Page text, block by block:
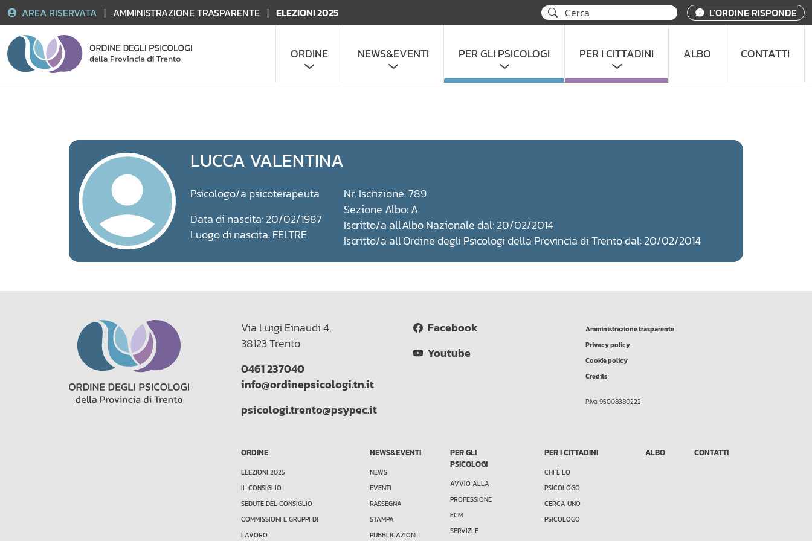
contenuto
AREA RISERVATA | AMMINISTRAZIONE TRASPARENTE | ELEZIONI 2025 L'ORDINE RISPONDE
ORDINE NEWS&EVENTI PER GLI PSICOLOGI PER I CITTADINI ALBO CONTATTI
LUCCA VALENTINA
Psicologo/a psicoterapeuta
Data di nascita: 20/02/1987
Luogo di nascita: FELTRE
Nr. Iscrizione: 789
Sezione Albo: A
Iscritto/a all'Albo Nazionale dal: 20/02/2014
Iscritto/a all'Ordine degli Psicologi della Provincia di Trento dal: 20/02/2014
Via Luigi Einaudi 4,
38123 Trento
0461 237040
info@ordinepsicologi.tn.it
psicologi.trento@psypec.it
Facebook
Youtube
Amministrazione trasparente
Privacy policy
Cookie policy
Credits
P.Iva 95008380222
ORDINE
ELEZIONI 2025
IL CONSIGLIO
SEDUTE DEL CONSIGLIO
COMMISSIONI E GRUPPI DI
LAVORO
NEWS&EVENTI
NEWS
EVENTI
RASSEGNA
STAMPA
PUBBLICAZIONI
PER GLI
PSICOLOGI
AVVIO ALLA
PROFESSIONE
ECM
SERVIZI E
PER I CITTADINI
CHI È LO
PSICOLOGO
CERCA UNO
PSICOLOGO
ALBO CONTATTI